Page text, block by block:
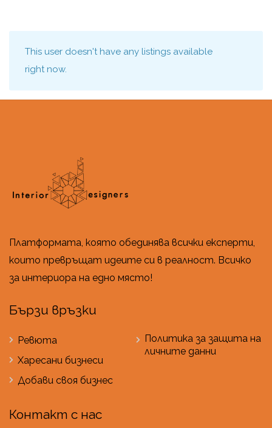
This user doesn't have any listings available
right now.
Платформата, която обединява всички експерти,
които превръщат идеите си в реалност. Всичко
за интериора на едно място!
Бързи връзки
Ревюта
Харесани бизнеси
Добави своя бизнес
Политика за защита на
личните данни
Контакт с нас